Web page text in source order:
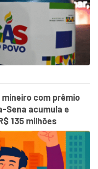
com prêmio
Sena acumula e
135 milhões